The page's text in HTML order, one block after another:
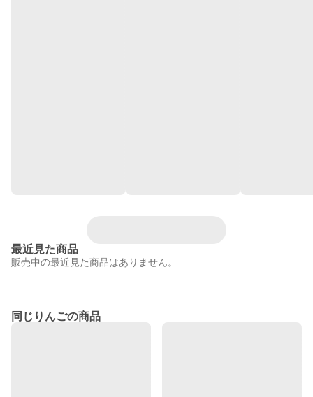
最近見た商品
販売中の最近見た商品はありません。
同じりんごの商品